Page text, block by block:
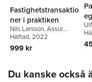
Fastighetstransaktio
ner i praktiken
Nils Larsson,Assur
Badur,Ulf Jensen
Synnergren
Häftad, 2022
999 kr
Du kanske också